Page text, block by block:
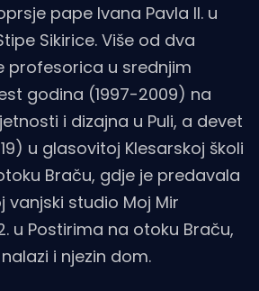
pape Ivana Pavla II. u
Sikirice. Više od dva
profesorica u srednjim
godina (1997-2009) na
i dizajna u Puli, a devet
u glasovitoj Klesarskoj školi
Braču, gdje je predavala
vanjski studio Moj Mir
u Postirima na otoku Braču,
i njezin dom.